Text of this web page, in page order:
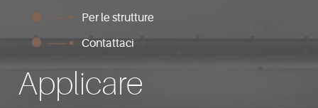
Per le strutture
Contattaci
Applicare